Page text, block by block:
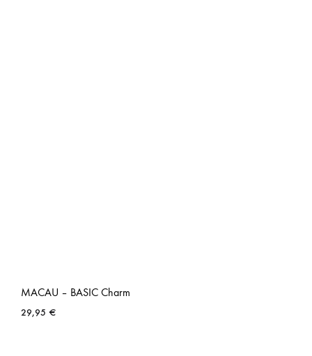
MACAU – BASIC Charm
29,95 €